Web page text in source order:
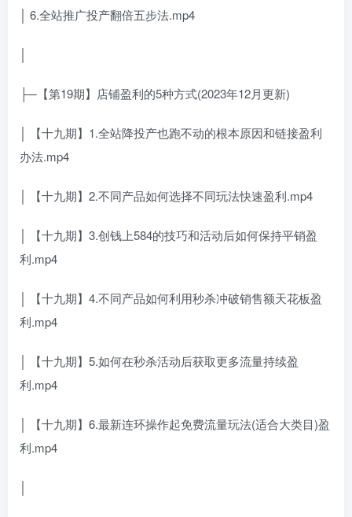
│ 6.全站推广投产翻倍五步法.mp4
├─【第19期】店铺盈利的5种方式(2023年12月更新)
│ 【十九期】1.全站降投产也跑不动的根本原因和链接盈利
办法.mp4
│ 【十九期】2.不同产品如何选择不同玩法快速盈利.mp4
│ 【十九期】3.创钱上584的技巧和活动后如何保持平销盈
利.mp4
│ 【十九期】4.不同产品如何利用秒杀冲破销售额天花板盈
利.mp4
│ 【十九期】5.如何在秒杀活动后获取更多流量持续盈
利.mp4
│ 【十九期】6.最新连环操作起免费流量玩法(适合大类目)盈
利.mp4